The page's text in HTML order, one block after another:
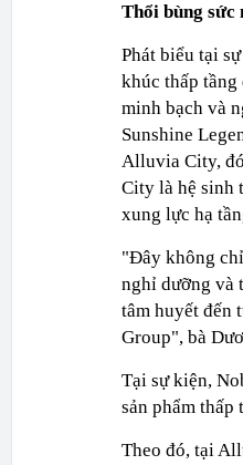
Thổi bùng sức
Phát biểu tại
khúc thấp tầng
minh bạch và
Sunshine
Alluvia City,
City là hệ sinh
xung lực hạ
"Đây không
nghỉ dưỡng và
tâm huyết đến
Group", bà
Tại sự kiện,
sản phẩm
Theo đó, tại